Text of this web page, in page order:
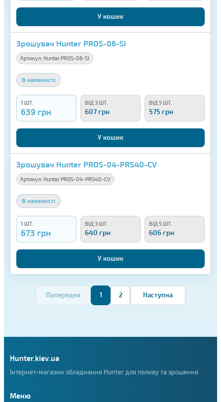
У кошик
Зрошувач Hunter PROS-06-SI
Артикул: Hunter PROS-06-SI
В наявності
1 ШТ.
639 грн
ВІД 3 ШТ.
607 грн
ВІД 5 ШТ.
575 грн
У кошик
Зрошувач Hunter PROS-04-PRS40-CV
Артикул: Hunter PROS-04-PRS40-CV
В наявності
1 ШТ.
673 грн
ВІД 3 ШТ.
640 грн
ВІД 5 ШТ.
606 грн
У кошик
Попередня 1 2 Наступна
Hunter.kiev.ua
Інтернет-магазин обладнання Hunter для поливу та зрошення
Меню